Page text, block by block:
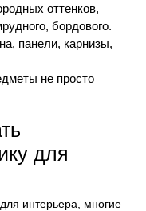
оттенков,
бордового.
панели, карнизы,
не просто
для
интерьера, многие